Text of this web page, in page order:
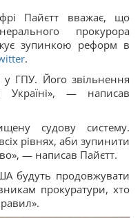
Пайєтт вважає, що
прокурора
зупинкою реформ в
.
ГПУ. Його звільнення
— написав
судову систему.
рівнях, аби зупинити
— написав Пайєтт.
будуть продовжувати
прокуратури, хто